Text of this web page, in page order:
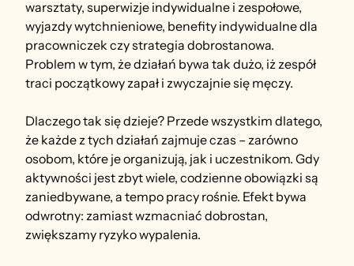
warsztaty, superwizje indywidualne i zespołowe,
wyjazdy wytchnieniowe, benefity indywidualne dla
pracowniczek czy strategia dobrostanowa.
Problem w tym, że działań bywa tak dużo, iż zespół
traci początkowy zapał i zwyczajnie się męczy.
Dlaczego tak się dzieje? Przede wszystkim dlatego,
że każde z tych działań zajmuje czas – zarówno
osobom, które je organizują, jak i uczestnikom. Gdy
aktywności jest zbyt wiele, codzienne obowiązki są
zaniedbywane, a tempo pracy rośnie. Efekt bywa
odwrotny: zamiast wzmacniać dobrostan,
zwiększamy ryzyko wypalenia.